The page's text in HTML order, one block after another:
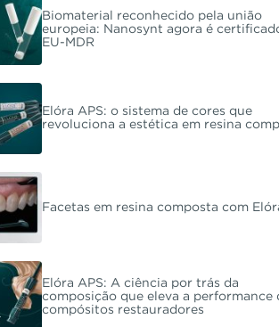
Biomaterial reconhecido pela união
europeia: Nanosynt agora é
EU-MDR
Elóra APS: o sistema de cores que
revoluciona a estética em resina
Facetas em resina composta com
Elóra APS: A ciência por trás da
composição que eleva a performance
compósitos restauradores